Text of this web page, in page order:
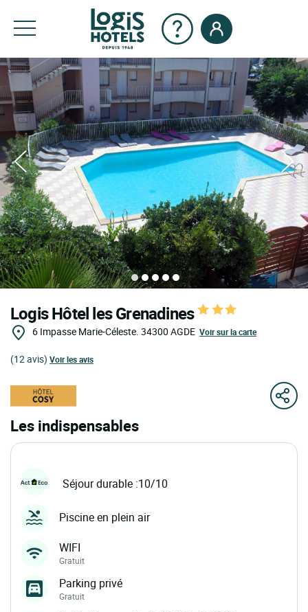
Logis Hôtel les Grenadines
6 Impasse Marie-Céleste. 34300 AGDE Voir sur la carte
(12 avis) Voir les avis
Les indispensables
Séjour durable :10/10
Piscine en plein air
WIFI
Gratuit
Parking privé
Gratuit